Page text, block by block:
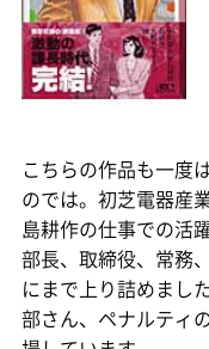
こちらの作品も一度
のでは。初芝電器産
島耕作の仕事での活
部長、取締役、常務
にまで上り詰めまし
部さん、ペナルティ